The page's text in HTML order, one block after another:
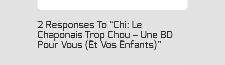
Pour Bien Démarrer La
Perdre La
Journée)
2 Responses To “Chi: Le
Chaponais Trop Chou – Une BD
Pour Vous (et Vos Enfants)”